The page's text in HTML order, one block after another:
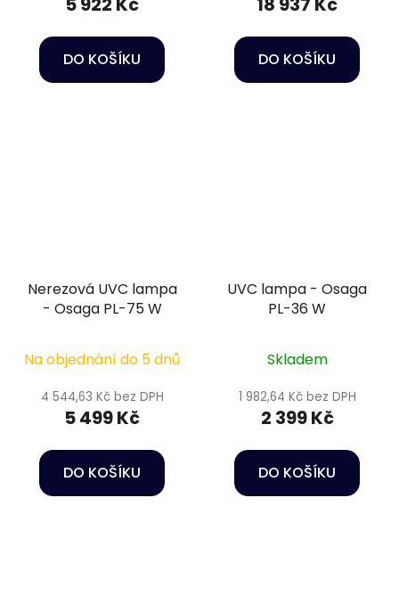
DO KOŠÍKU DO KOŠÍKU
Nerezová UVC lampa
- Osaga PL-75 W
Na objednání do 5 dnů
4 544,63 Kč bez DPH
5 499 Kč
DO KOŠÍKU
UVC lampa - Osaga
PL-36 W
Skladem
1 982,64 Kč bez DPH
2 399 Kč
DO KOŠÍKU